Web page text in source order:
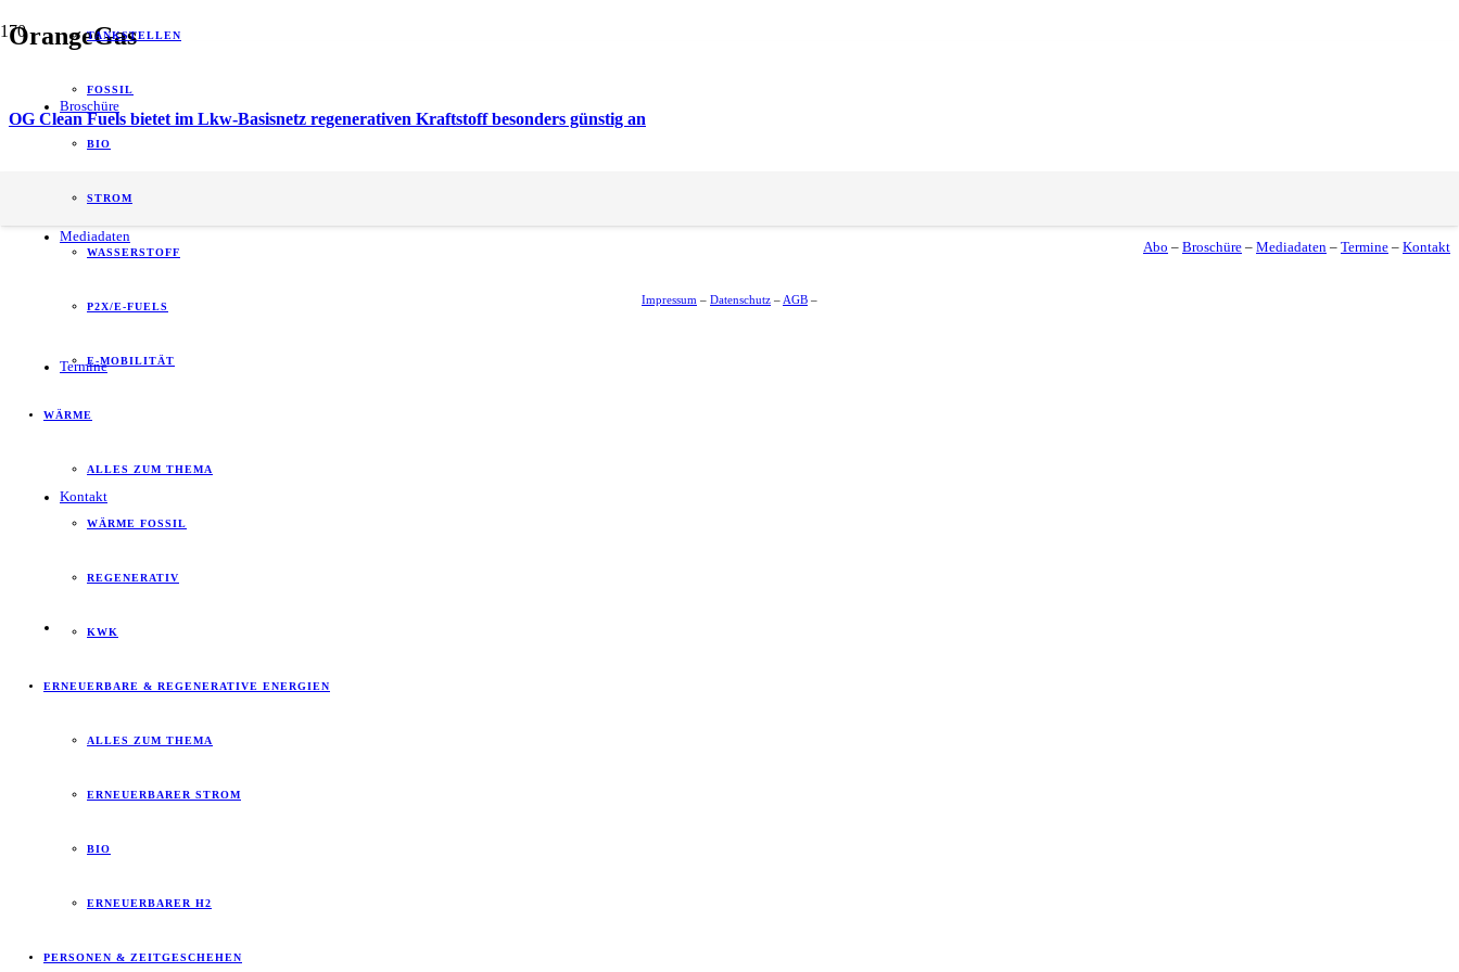
Broschüre
Mediadaten
Termine
Kontakt
TANKSTELLEN
FOSSIL
BIO
STROM
WASSERSTOFF
P2X/E-FUELS
E-MOBILITÄT
WÄRME
ALLES ZUM THEMA
WÄRME FOSSIL
REGENERATIV
KWK
ERNEUERBARE & REGENERATIVE ENERGIEN
ALLES ZUM THEMA
ERNEUERBARER STROM
BIO
ERNEUERBARER H2
PERSONEN & ZEITGESCHEHEN
OrangeGas
OG Clean Fuels bietet im Lkw-Basisnetz regenerativen Kraftstoff besonders günstig an
Abo – Broschüre – Mediadaten – Termine – Kontakt
Impressum – Datenschutz – AGB –